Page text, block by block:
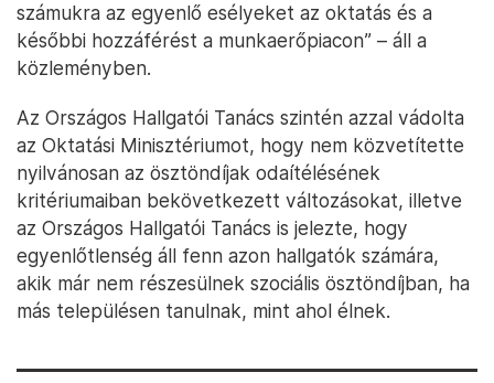
számukra az egyenlő esélyeket az oktatás és a
későbbi hozzáférést a munkaerőpiacon” – áll a
közleményben.
Az Országos Hallgatói Tanács szintén azzal vádolta
az Oktatási Minisztériumot, hogy nem közvetítette
nyilvánosan az ösztöndíjak odaítélésének
kritériumaiban bekövetkezett változásokat, illetve
az Országos Hallgatói Tanács is jelezte, hogy
egyenlőtlenség áll fenn azon hallgatók számára,
akik már nem részesülnek szociális ösztöndíjban, ha
más településen tanulnak, mint ahol élnek.